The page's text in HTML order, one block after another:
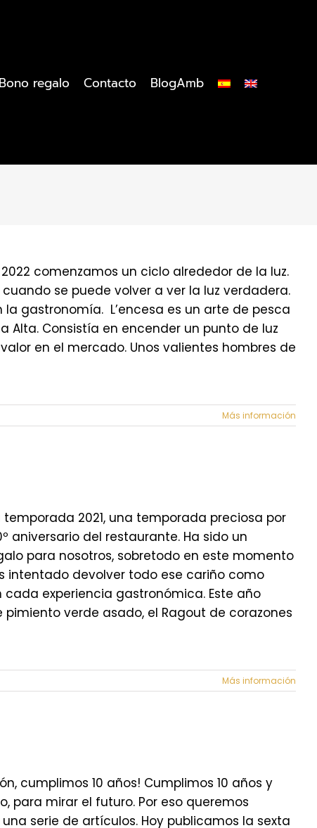
Bono regalo Contacto BlogAmb
comenzamos un ciclo alrededor de la luz.
se puede volver a ver la luz verdadera.
gastronomía. L’encesa es un arte de pesca
Alta. Consistía en encender un punto de luz
en el mercado. Unos valientes hombres de
Más información
2021, una temporada preciosa por
aniversario del restaurante. Ha sido un
para nosotros, sobretodo en este momento
intentado devolver todo ese cariño como
cada experiencia gastronómica. Este año
verde asado, el Ragout de corazones
Más información
cumplimos 10 años! Cumplimos 10 años y
para mirar el futuro. Por eso queremos
serie de artículos. Hoy publicamos la sexta